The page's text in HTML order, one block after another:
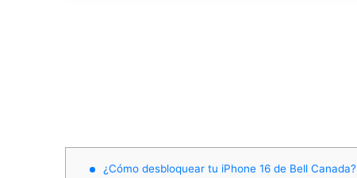
¿Cómo desbloquear tu iPhone 16 de Bell Canada?